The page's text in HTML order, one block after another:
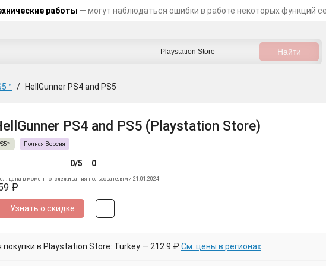
работы — могут наблюдаться ошибки в работе некоторых функций
/ HellGunner PS4 and PS5
PS4 and PS5 (Playstation Store)
Полная Версия
0/5 0
цена в момент отслеживания пользователями 21.01.2024
₽
Узнать о скидке
в Playstation Store: Turkey — 212.9 ₽ См. цены в регионах